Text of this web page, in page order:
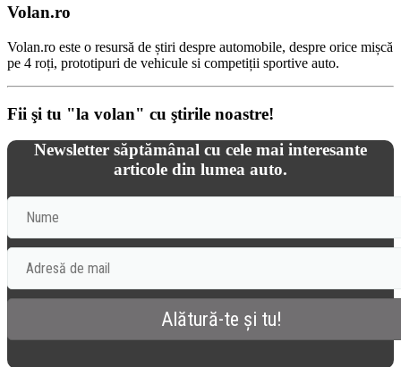
Volan.ro
Volan.ro este o resursă de știri despre automobile, despre orice mișcă
pe 4 roți, prototipuri de vehicule si competiții sportive auto.
Fii şi tu "la volan" cu ştirile noastre!
Newsletter săptămânal cu cele mai interesante
articole din lumea auto.